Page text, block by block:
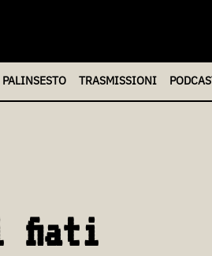
PALINSESTO TRASMISSIONI
fiati